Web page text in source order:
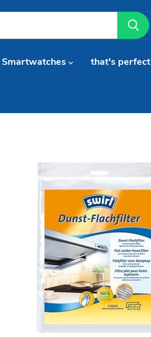
Smartwatches that's perfect